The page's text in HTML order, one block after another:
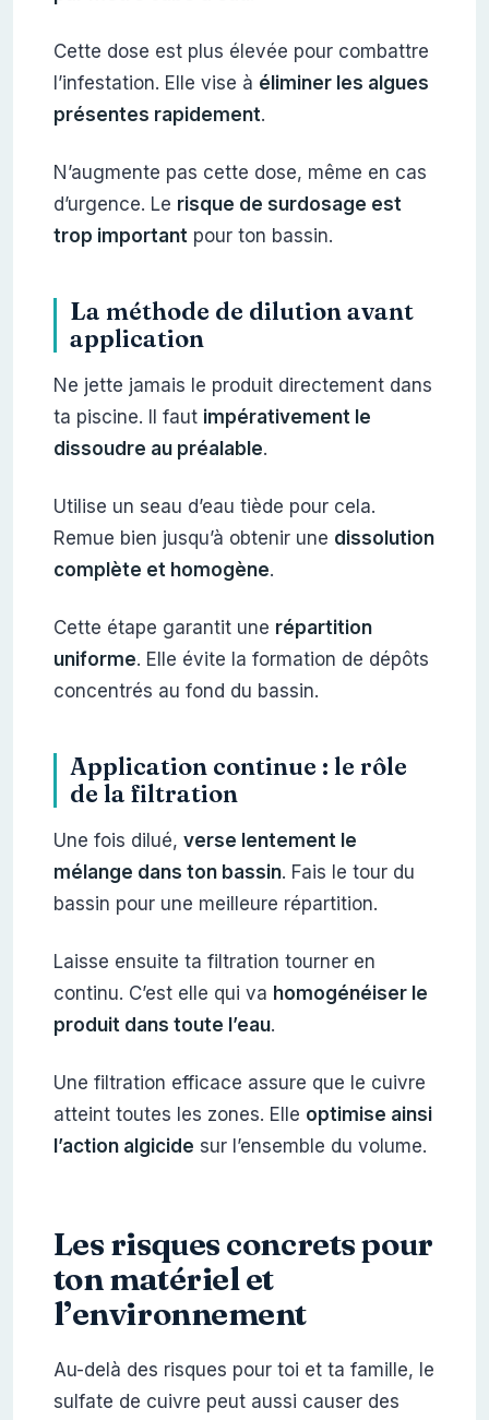
Cette dose est plus élevée pour combattre
l’infestation. Elle vise à éliminer les algues
présentes rapidement.
N’augmente pas cette dose, même en cas
d’urgence. Le risque de surdosage est
trop important pour ton bassin.
La méthode de dilution avant
application
Ne jette jamais le produit directement dans
ta piscine. Il faut impérativement le
dissoudre au préalable.
Utilise un seau d’eau tiède pour cela.
Remue bien jusqu’à obtenir une dissolution
complète et homogène.
Cette étape garantit une répartition
uniforme. Elle évite la formation de dépôts
concentrés au fond du bassin.
Application continue : le rôle
de la filtration
Une fois dilué, verse lentement le
mélange dans ton bassin. Fais le tour du
bassin pour une meilleure répartition.
Laisse ensuite ta filtration tourner en
continu. C’est elle qui va homogénéiser le
produit dans toute l’eau.
Une filtration efficace assure que le cuivre
atteint toutes les zones. Elle optimise ainsi
l’action algicide sur l’ensemble du volume.
Les risques concrets pour
ton matériel et
l’environnement
Au-delà des risques pour toi et ta famille, le
sulfate de cuivre peut aussi causer des